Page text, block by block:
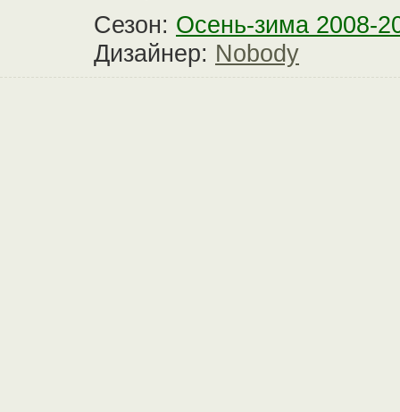
Сезон: Осень-зима 2008-
Дизайнер: Nobody